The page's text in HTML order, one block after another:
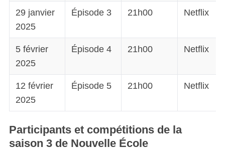
29 janvier
2025
Épisode 3 21h00 Netflix
5 février
2025
Épisode 4 21h00 Netflix
12 février
2025
Épisode 5 21h00 Netflix
Participants et compétitions de la
saison 3 de Nouvelle École